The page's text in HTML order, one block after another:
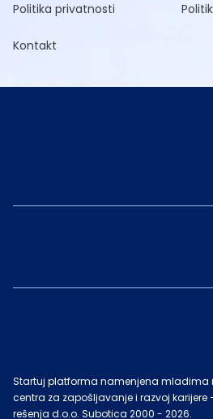
Politika privatnosti
Kontakt
Startuj platforma namenjena mladima
centra za zapošljavanje i razvoj
rešenja d.o.o. Subotica 2000 - 2026.